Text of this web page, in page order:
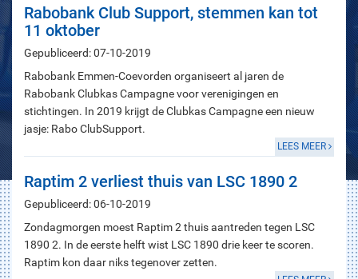
Rabobank Club Support, stemmen kan tot
11 oktober
Gepubliceerd: 07-10-2019
Rabobank Emmen-Coevorden organiseert al jaren de
Rabobank Clubkas Campagne voor verenigingen en
stichtingen. In 2019 krijgt de Clubkas Campagne een nieuw
jasje: Rabo ClubSupport.
LEES MEER
Raptim 2 verliest thuis van LSC 1890 2
Gepubliceerd: 06-10-2019
Zondagmorgen moest Raptim 2 thuis aantreden tegen LSC
1890 2. In de eerste helft wist LSC 1890 drie keer te scoren.
Raptim kon daar niks tegenover zetten.